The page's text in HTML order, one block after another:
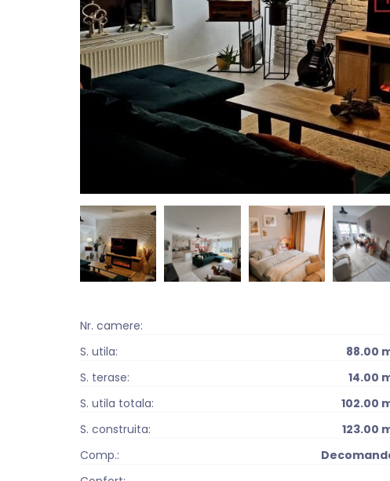
Nr. camere:
S. utila:
88.00
S. terase:
14.00
S. utila totala:
102.00
S. construita:
123.00
Comp.: